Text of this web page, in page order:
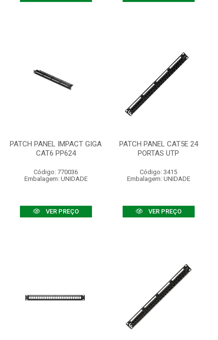
PATCH PANEL IMPACT GIGA
CAT6 PP624
Código: 770036
Embalagem: UNIDADE
VER PREÇO
PATCH PANEL CAT5E 24
PORTAS UTP
Código: 3415
Embalagem: UNIDADE
VER PREÇO